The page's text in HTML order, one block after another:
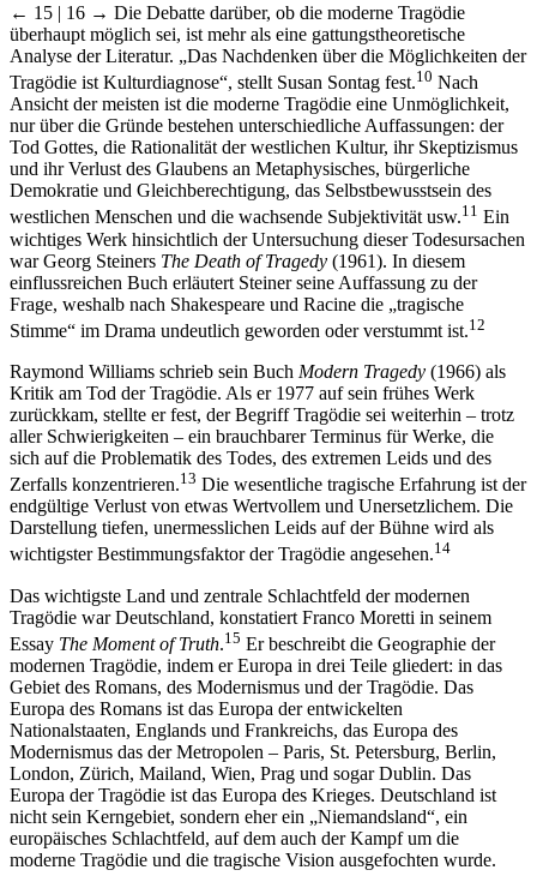
← 15 | 16 → Die Debatte darüber, ob die moderne Tragödie
überhaupt möglich sei, ist mehr als eine gattungstheoretische
Analyse der Literatur. „Das Nachdenken über die Möglichkeiten der
Tragödie ist Kulturdiagnose“, stellt Susan Sontag fest.10 Nach
Ansicht der meisten ist die moderne Tragödie eine Unmöglichkeit,
nur über die Gründe bestehen unterschiedliche Auffassungen: der
Tod Gottes, die Rationalität der westlichen Kultur, ihr Skeptizismus
und ihr Verlust des Glaubens an Metaphysisches, bürgerliche
Demokratie und Gleichberechtigung, das Selbstbewusstsein des
westlichen Menschen und die wachsende Subjektivität usw.11 Ein
wichtiges Werk hinsichtlich der Untersuchung dieser Todesursachen
war Georg Steiners The Death of Tragedy (1961). In diesem
einflussreichen Buch erläutert Steiner seine Auffassung zu der
Frage, weshalb nach Shakespeare und Racine die „tragische
Stimme“ im Drama undeutlich geworden oder verstummt ist.12
Raymond Williams schrieb sein Buch Modern Tragedy (1966) als
Kritik am Tod der Tragödie. Als er 1977 auf sein frühes Werk
zurückkam, stellte er fest, der Begriff Tragödie sei weiterhin – trotz
aller Schwierigkeiten – ein brauchbarer Terminus für Werke, die
sich auf die Problematik des Todes, des extremen Leids und des
Zerfalls konzentrieren.13 Die wesentliche tragische Erfahrung ist der
endgültige Verlust von etwas Wertvollem und Unersetzlichem. Die
Darstellung tiefen, unermesslichen Leids auf der Bühne wird als
wichtigster Bestimmungsfaktor der Tragödie angesehen.14
Das wichtigste Land und zentrale Schlachtfeld der modernen
Tragödie war Deutschland, konstatiert Franco Moretti in seinem
Essay The Moment of Truth.15 Er beschreibt die Geographie der
modernen Tragödie, indem er Europa in drei Teile gliedert: in das
Gebiet des Romans, des Modernismus und der Tragödie. Das
Europa des Romans ist das Europa der entwickelten
Nationalstaaten, Englands und Frankreichs, das Europa des
Modernismus das der Metropolen – Paris, St. Petersburg, Berlin,
London, Zürich, Mailand, Wien, Prag und sogar Dublin. Das
Europa der Tragödie ist das Europa des Krieges. Deutschland ist
nicht sein Kerngebiet, sondern eher ein „Niemandsland“, ein
europäisches Schlachtfeld, auf dem auch der Kampf um die
moderne Tragödie und die tragische Vision ausgefochten wurde.